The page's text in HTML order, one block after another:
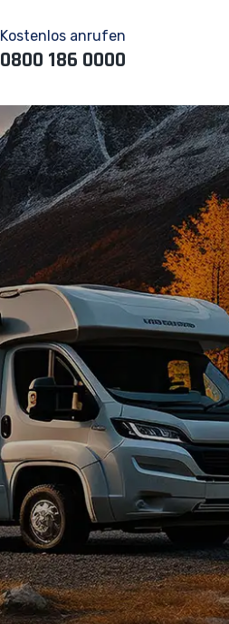
Kostenlos anrufen
0800 186 0000